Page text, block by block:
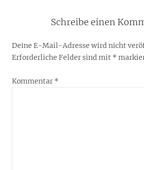
Schreibe einen
Deine E-Mail-Adresse wird nicht
Erforderliche Felder sind mit *
Kommentar *